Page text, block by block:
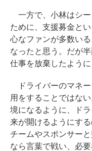
一方で、小林はシー
ために、支援募金と
心なファンが多数い
なったと思う。だが
仕事を放棄したように
ドライバーのマネー
用をすることではな
境になるように、ド
来が開けるようにす
チームやスポンサー
なら言葉で戦い、必